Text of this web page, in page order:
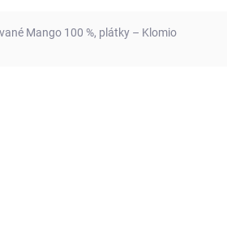
Mango 100 %, plátky – Klomio